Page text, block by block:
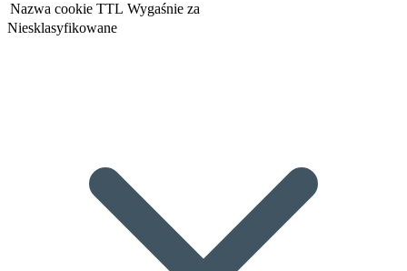
Nazwa cookie TTL Wygaśnie za
Niesklasyfikowane